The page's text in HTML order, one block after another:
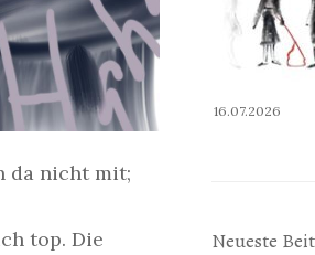
da nicht mit;
top. Die
16.07.2026
Neueste